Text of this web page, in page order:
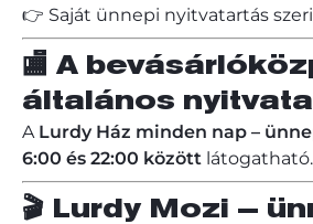
👉 Saját ünnepi nyitvatartás
🏬 A
általános
A Lurdy Ház minden nap –
6:00 és 22:00 között látogatható.
🎬 Lurdy Mozi –